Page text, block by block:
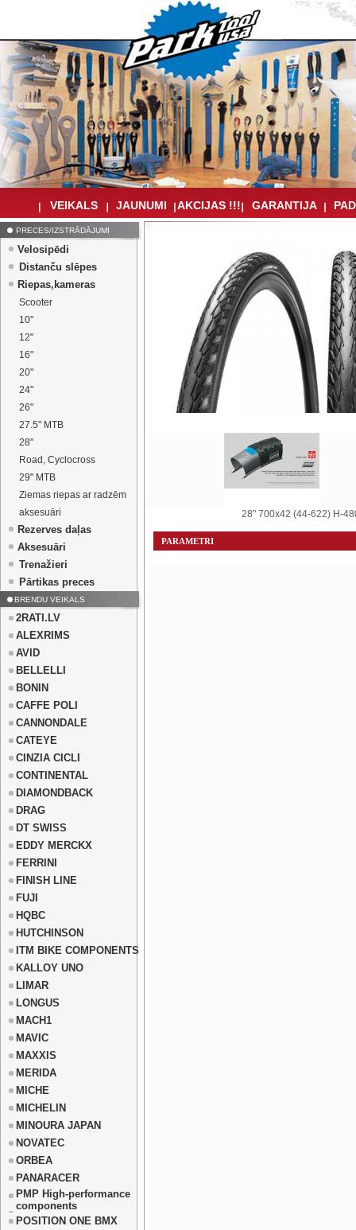
VEIKALS JAUNUMI AKCIJAS !!! GARANTIJA
PRECES/IZSTRĀDĀJUMI
Velosipēdi
Distanču slēpes
Riepas,kameras
Scooter
10"
12"
16"
20"
24"
26"
27.5" MTB
28"
Road, Cyclocross
29" MTB
Ziemas riepas ar radzēm
aksesuāri
Rezerves daļas
Aksesuāri
Trenažieri
Pārtikas preces
BRENDU VEIKALS
2RATI.LV
ALEXRIMS
AVID
BELLELLI
BONIN
CAFFE POLI
CANNONDALE
CATEYE
CINZIA CICLI
CONTINENTAL
DIAMONDBACK
DRAG
DT SWISS
EDDY MERCKX
FERRINI
FINISH LINE
FUJI
HQBC
HUTCHINSON
ITM BIKE COMPONENTS
KALLOY UNO
LIMAR
LONGUS
MACH1
MAVIC
MAXXIS
MERIDA
MICHE
MICHELIN
MINOURA JAPAN
NOVATEC
ORBEA
PANARACER
PMP High-performance
components
POSITION ONE BMX
28" 700x42 (44-622) H-
PARAMETRI